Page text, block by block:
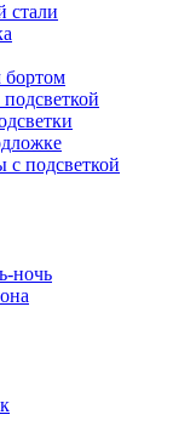
стали
подсветкой
ночь